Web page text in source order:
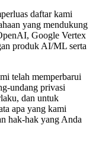
daftar kami
yang mendukung
Google Vertex
produk AI/ML serta
telah memperbarui
undang privasi
dan untuk
apa yang kami
hak-hak yang Anda